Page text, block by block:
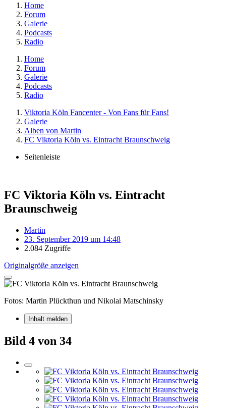
Home
Forum
Galerie
Podcasts
Radio
Home
Forum
Galerie
Podcasts
Radio
Viktoria Köln Fancenter - Von Fans für Fans!
Galerie
Alben von Martin
FC Viktoria Köln vs. Eintracht Braunschweig
Seitenleiste
FC Viktoria Köln vs. Eintracht
Braunschweig
Martin
23. September 2019 um 14:48
2.084 Zugriffe
Originalgröße anzeigen
Fotos: Martin Plückthun und Nikolai Matschinsky
Inhalt melden
Bild 4 von 34